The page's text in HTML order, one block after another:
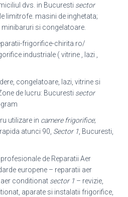
dvs. in Bucuresti sector
limitrofe. masini de inghetata;
minibaruri si congelatoare.
frigorifice-chirita.ro/
industriale ( vitrine , lazi ,
congelatoare, lazi, vitrine si
de lucru: Bucuresti sector
utilizare in camere frigorifice;
atunci 90, Sector 1 , Bucuresti,
de Reparatii Aer
europene – reparatii aer
aer conditionat sector 1 – revizie,
aparate si instalatii frigorifice,